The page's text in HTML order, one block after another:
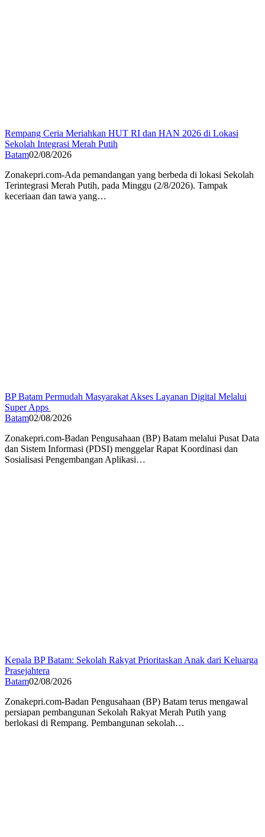
Rempang Ceria Meriahkan HUT RI dan HAN 2026 di Lokasi
Sekolah Integrasi Merah Putih
Batam02/08/2026
Zonakepri.com-Ada pemandangan yang berbeda di lokasi Sekolah
Terintegrasi Merah Putih, pada Minggu (2/8/2026). Tampak
keceriaan dan tawa yang…
BP Batam Permudah Masyarakat Akses Layanan Digital Melalui
Super Apps
Batam02/08/2026
Zonakepri.com-Badan Pengusahaan (BP) Batam melalui Pusat Data
dan Sistem Informasi (PDSI) menggelar Rapat Koordinasi dan
Sosialisasi Pengembangan Aplikasi…
Kepala BP Batam: Sekolah Rakyat Prioritaskan Anak dari Keluarga
Prasejahtera
Batam02/08/2026
Zonakepri.com-Badan Pengusahaan (BP) Batam terus mengawal
persiapan pembangunan Sekolah Rakyat Merah Putih yang
berlokasi di Rempang. Pembangunan sekolah…